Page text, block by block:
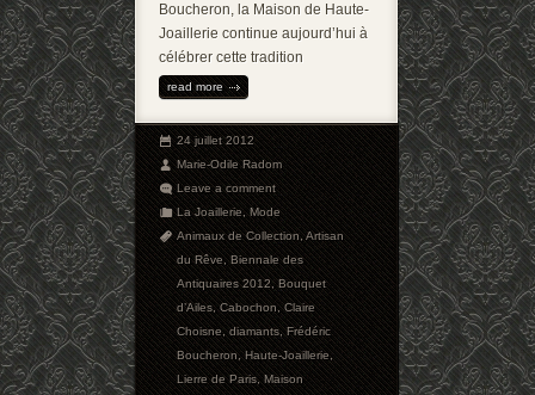
Boucheron, la Maison de Haute-
Joaillerie continue aujourd’hui à
célébrer cette tradition
read more
24 juillet 2012
Marie-Odile Radom
Leave a comment
La Joaillerie,Mode
Animaux de Collection,Artisan
du Rêve,Biennale des
Antiquaires 2012,Bouquet
d’Ailes,Cabochon,Claire
Choisne,diamants,Frédéric
Boucheron,Haute-Joaillerie,
Lierre de Paris,Maison